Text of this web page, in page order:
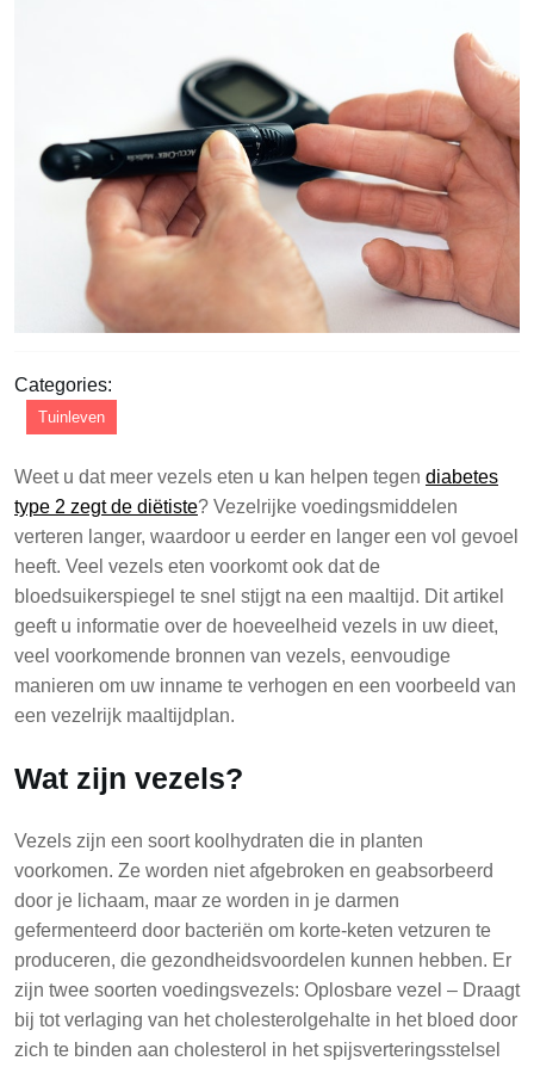
Categories:
Tuinleven
Weet u dat meer vezels eten u kan helpen tegen diabetes
type 2 zegt de diëtiste? Vezelrijke voedingsmiddelen
verteren langer, waardoor u eerder en langer een vol gevoel
heeft. Veel vezels eten voorkomt ook dat de
bloedsuikerspiegel te snel stijgt na een maaltijd. Dit artikel
geeft u informatie over de hoeveelheid vezels in uw dieet,
veel voorkomende bronnen van vezels, eenvoudige
manieren om uw inname te verhogen en een voorbeeld van
een vezelrijk maaltijdplan.
Wat zijn vezels?
Vezels zijn een soort koolhydraten die in planten
voorkomen. Ze worden niet afgebroken en geabsorbeerd
door je lichaam, maar ze worden in je darmen
gefermenteerd door bacteriën om korte-keten vetzuren te
produceren, die gezondheidsvoordelen kunnen hebben. Er
zijn twee soorten voedingsvezels: Oplosbare vezel – Draagt
bij tot verlaging van het cholesterolgehalte in het bloed door
zich te binden aan cholesterol in het spijsverteringsstelsel